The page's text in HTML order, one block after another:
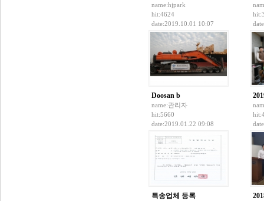
name:hjpark
hit:4624
date:2019.10.01 10:07
Doosan b
name:관리자
hit:5660
date:2019.01.22 09:08
특송업체 등록